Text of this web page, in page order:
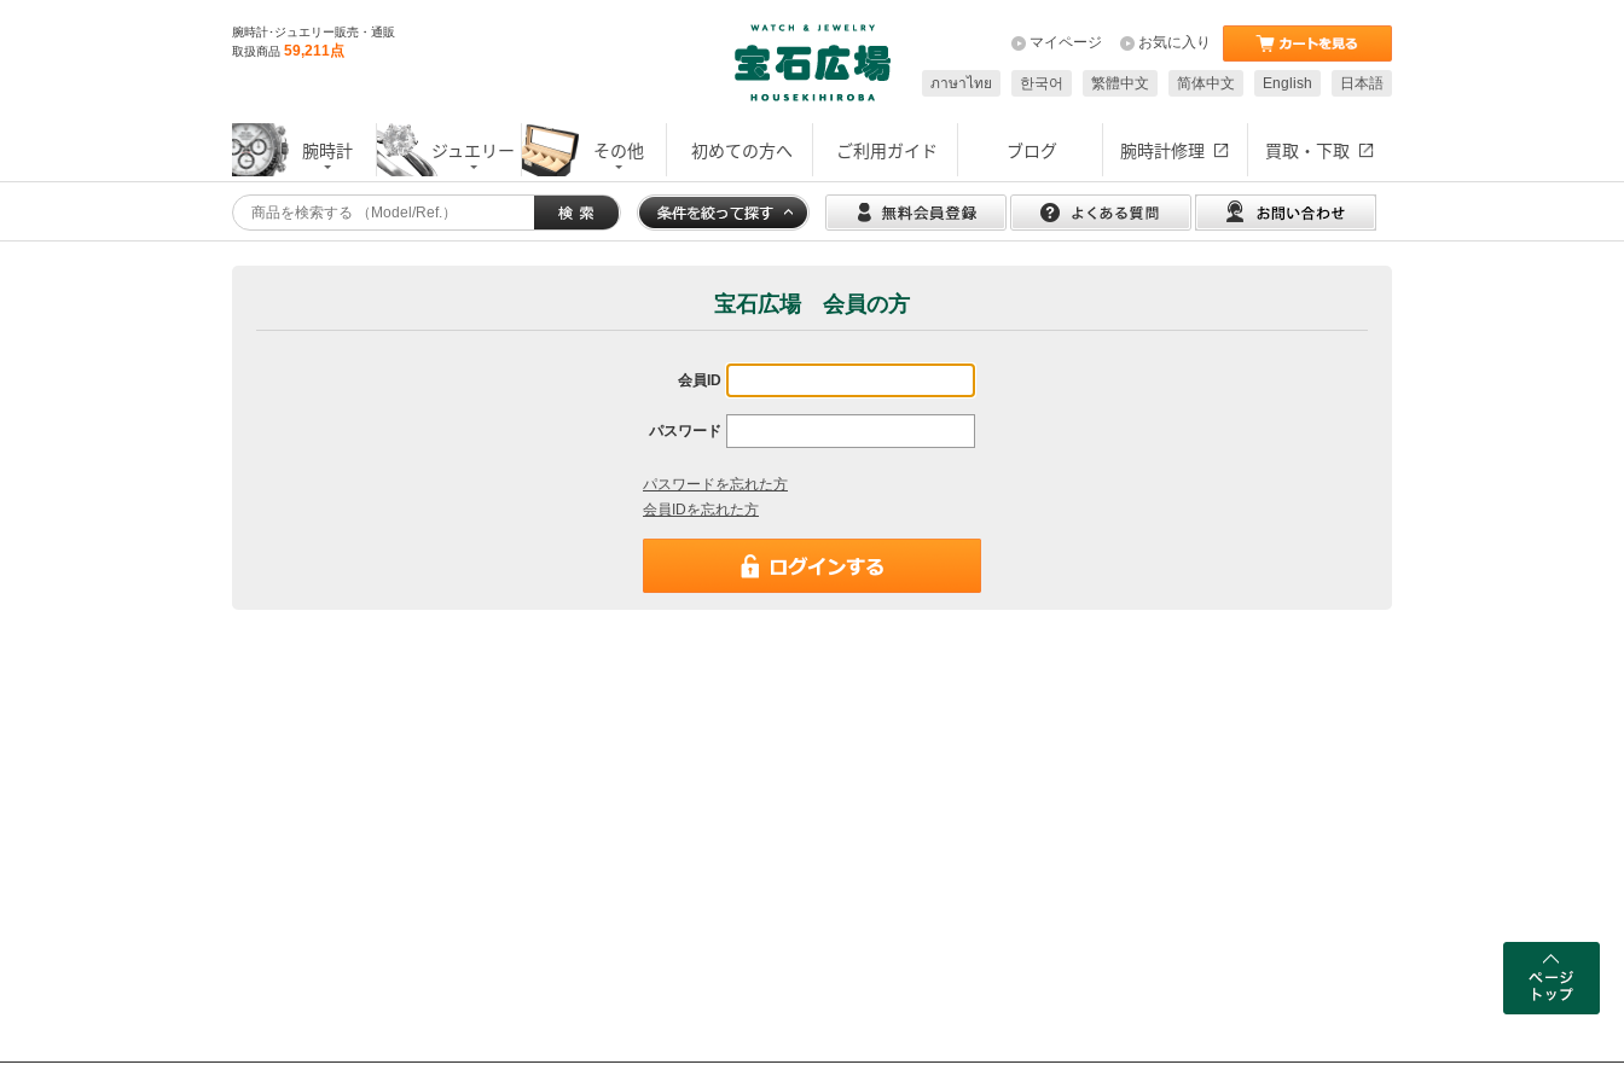
腕時計･ジュエリー販売・通販
取扱商品 59,211点 お気に入り
マイページ
日本語
English
简体中文
繁體中文
한국어
ภาษาไทย
腕時計 ジュエリー その他 初めての方へ ご利用ガイド ブログ 腕時計修理 買取・下取
宝石広場 会員の方
会員ID
パスワード
パスワードを忘れた方
会員IDを忘れた方